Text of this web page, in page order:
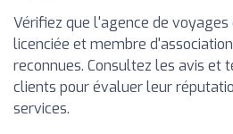
Vérifiez que l'agence de
licenciée et membre
reconnues. Consultez les avis et
clients pour évaluer leur
services.